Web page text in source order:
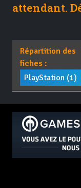
attendant.
Répartition des
fiches :
PlayStation (1)